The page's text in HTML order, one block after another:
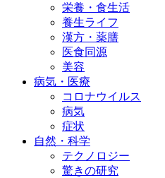
栄養・食生活
養生ライフ
漢方・薬膳
医食同源
美容
病気・医療
コロナウイルス
病気
症状
自然・科学
テクノロジー
驚きの研究